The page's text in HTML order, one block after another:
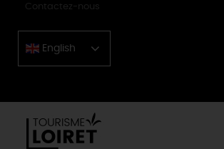
Contactez-nous
English
Chinese